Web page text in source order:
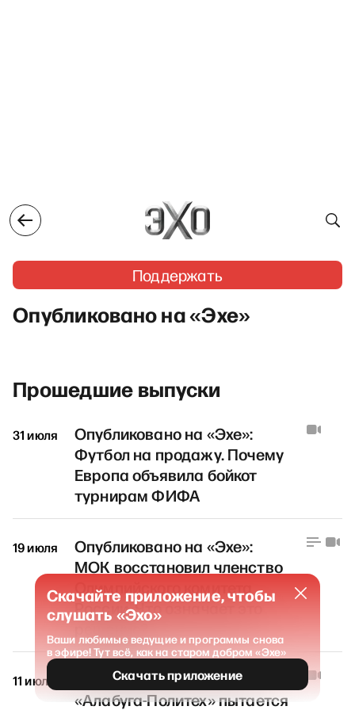
Поддержать
Опубликовано на «Эхе»
Прошедшие выпуски
31 июля
Опубликовано на «Эхе»:
Футбол на продажу. Почему
Европа объявила бойкот
турнирам ФИФА
19 июля
Опубликовано на «Эхе»:
МОК восстановил членство
Олимпийского комитета
России. Что означает это
решение?
11 июля
Опубликовано на «Эхе»:
«Алабуга-Политех» пытается
Скачайте приложение, чтобы
слушать «Эхо»
Ваши любимые ведущие и программы снова
в эфире! Тут всё, как на старом добром «Эхе»
Скачать приложение